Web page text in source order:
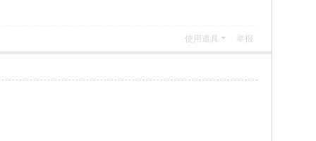
使用道具 举报